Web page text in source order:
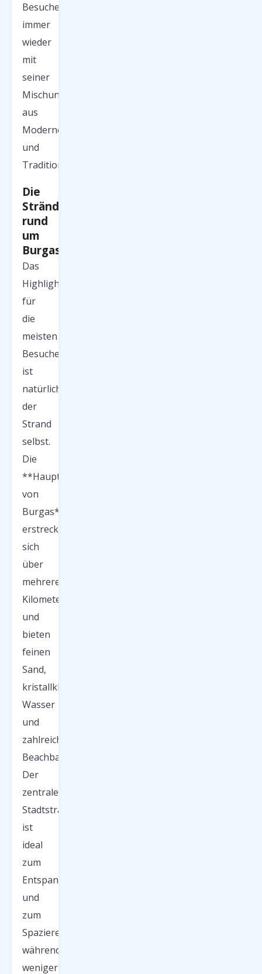
Besucher
immer
wieder
mit
seiner
Mischung
aus
Moderne
und
Tradition.
Die
Strände
rund
um
Burgas
Das
Highlight
für
die
meisten
Besucher
ist
natürlich
der
Strand
selbst.
Die
**Hauptstrände
von
Burgas**
erstrecken
sich
über
mehrere
Kilometer
und
bieten
feinen
Sand,
kristallklares
Wasser
und
zahlreiche
Beachbars.
Der
zentrale
Stadtstrand
ist
ideal
zum
Entspannen
und
zum
Spazieren,
während
weniger